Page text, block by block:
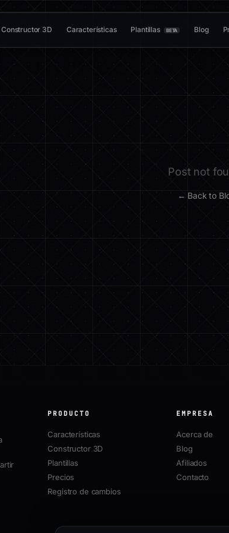
Constructor 3D Características Plantillas BETA Blog
Post not
← Back to
PRODUCTO
Características
Constructor 3D
Plantillas
Precios
Registro de cambios
EMPRESA
Acerca de
Blog
Afiliados
Contacto